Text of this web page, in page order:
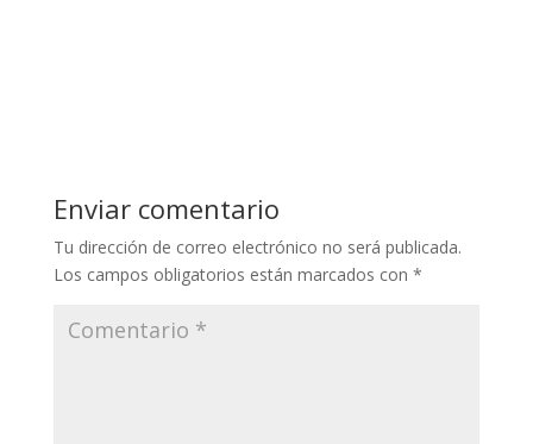
Enviar comentario
Tu dirección de correo electrónico no será publicada.
Los campos obligatorios están marcados con *